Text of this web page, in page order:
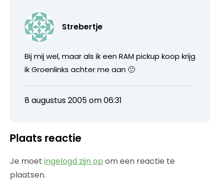
Strebertje
Bij mij wel, maar als ik een RAM pickup koop krijg
ik Groenlinks achter me aan 🙁
8 augustus 2005 om 06:31
Plaats reactie
Je moet ingelogd zijn op om een reactie te
plaatsen.